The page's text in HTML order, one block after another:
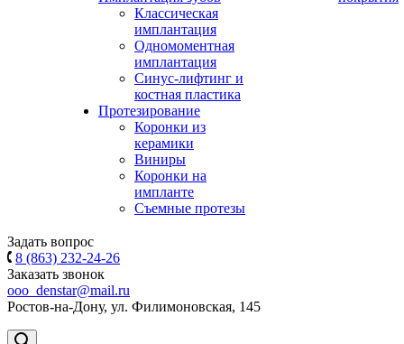
Классическая
имплантация
Одномоментная
имплантация
Синус-лифтинг и
костная пластика
Протезирование
Коронки из
керамики
Виниры
Коронки на
импланте
Съемные протезы
Задать вопрос
8 (863) 232-24-26
Заказать звонок
ooo_denstar@mail.ru
Ростов-на-Дону, ул. Филимоновская, 145